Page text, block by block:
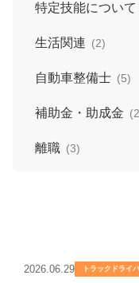
特定技能について
生活関連 (2)
自動車整備士 (5)
補助金・助成金
離職 (3)
2026.06.29 トラックドライ